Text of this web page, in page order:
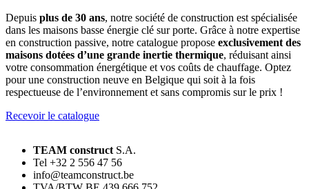
Depuis plus de 30 ans, notre société de construction est spécialisée
dans les maisons basse énergie clé sur porte. Grâce à notre expertise
en construction passive, notre catalogue propose exclusivement des
maisons dotées d’une grande inertie thermique, réduisant ainsi
votre consommation énergétique et vos coûts de chauffage. Optez
pour une construction neuve en Belgique qui soit à la fois
respectueuse de l’environnement et sans compromis sur le prix !
Recevoir le catalogue
TEAM construct S.A.
Tel +32 2 556 47 56
info@teamconstruct.be